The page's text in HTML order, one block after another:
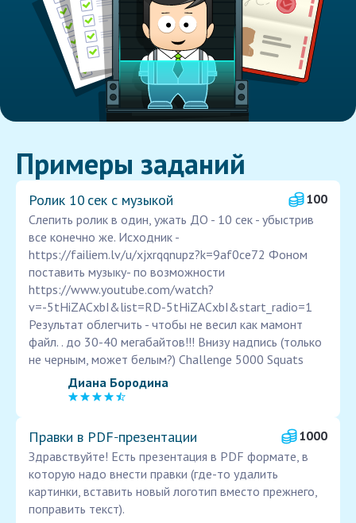
Примеры заданий
Ролик 10 сек с музыкой
100
Cлепить ролик в один, ужать ДО - 10 сек - убыстрив
все конечно же. Исходник -
https://failiem.lv/u/xjxrqqnupz?k=9af0ce72 Фоном
поставить музыку- по возможности
https://www.youtube.com/watch?
v=-5tHiZACxbI&list=RD-5tHiZACxbI&start_radio=1
Результат облегчить - чтобы не весил как мамонт
файл. . до 30-40 мегабайтов!!! Внизу надпись (только
не черным, может белым?) Challenge 5000 Squats
Диана Бородина
Правки в PDF‑презентации
1000
Здравствуйте! Есть презентация в PDF формате, в
которую надо внести правки (где-то удалить
картинки, вставить новый логотип вместо прежнего,
поправить текст).